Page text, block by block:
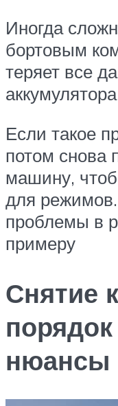
Иногда
бортовым
теряет все
аккумулятора
Если такое
потом снова
машину,
для
проблемы в
примеру
Снятие
нюансы